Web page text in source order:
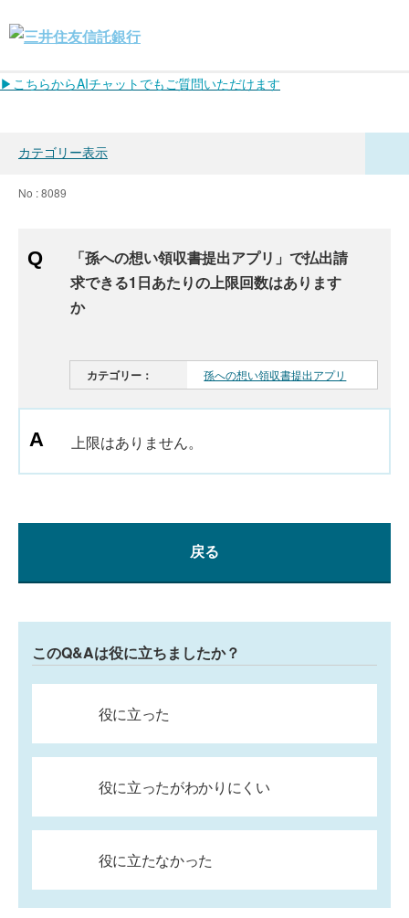
▶こちらからAIチャットでもご質問いただけます
カテゴリー表示
No : 8089
「孫への想い領収書提出アプリ」で払出請
求できる1日あたりの上限回数はあります
か
カテゴリー： 孫への想い領収書提出アプリ
上限はありません。
戻る
このQ&Aは役に立ちましたか？
役に立った
役に立ったがわかりにくい
役に立たなかった